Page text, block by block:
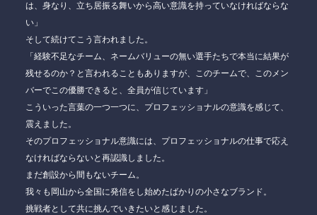
は、身なり、立ち居振る舞いから高い意識を持っていなければならな
い」
そして続けてこう言われました。
「経験不足なチーム、ネームバリューの無い選手たちで本当に結果が
残せるのか？と言われることもありますが、このチームで、このメン
バーでこの優勝できると、全員が信じています」
こういった言葉の一つ一つに、プロフェッショナルの意識を感じて、
震えました。
そのプロフェッショナル意識には、プロフェッショナルの仕事で応え
なければならないと再認識しました。
まだ創設から間もないチーム。
我々も岡山から全国に発信をし始めたばかりの小さなブランド。
挑戦者として共に挑んでいきたいと感じました。